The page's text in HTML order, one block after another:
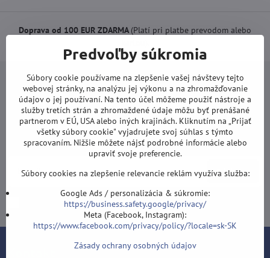
Doprava od 100 EUR ZDARMA(Platí pri platbe prevodom alebo
Newsletter
Odoberať naše novinky:
Odoberať
Chcem sa prihlásiť k odberu noviniek e-mailom
Predvoľby súkromia
Súbory cookie používame na zlepšenie vašej návštevy tejto
webovej stránky, na analýzu jej výkonu a na zhromažďovanie
údajov o jej používaní. Na tento účel môžeme použiť nástroje a
služby tretích strán a zhromaždené údaje môžu byť prenášané
partnerom v EÚ, USA alebo iných krajinách. Kliknutím na „Prijať
všetky súbory cookie" vyjadrujete svoj súhlas s týmto
spracovaním. Nižšie môžete nájsť podrobné informácie alebo
upraviť svoje preferencie.
Súbory cookies na zlepšenie relevancie reklám využíva služba:
Google Ads / personalizácia & súkromie:
https://business.safety.google/privacy/
Meta (Facebook, Instagram):
https://www.facebook.com/privacy/policy/?locale=sk-SK
Zásady ochrany osobných údajov